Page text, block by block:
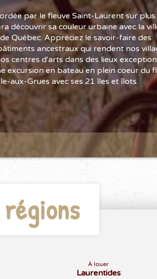
par le fleuve Saint-Laurent sur
découvrir sa couleur urbaine avec la
Québec. Appréciez le savoir-faire des
ancestraux qui rendent nos
centres d'arts dans des lieux
excursion en bateau en plein coeur du
aux-Grues avec ses 21 îles et îlots.
régions
À louer
Laurentides